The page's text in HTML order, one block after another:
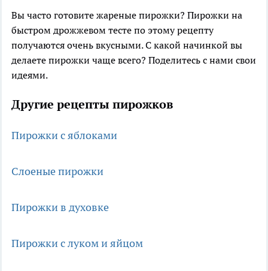
Вы часто готовите жареные пирожки? Пирожки на
быстром дрожжевом тесте по этому рецепту
получаются очень вкусными. С какой начинкой вы
делаете пирожки чаще всего? Поделитесь с нами свои
идеями.
Другие рецепты пирожков
Пирожки с яблоками
Слоеные пирожки
Пирожки в духовке
Пирожки с луком и яйцом